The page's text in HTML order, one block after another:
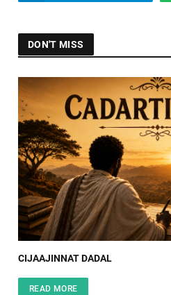
DON'T MISS
CIJAAJINNAT DADAL
READ MORE